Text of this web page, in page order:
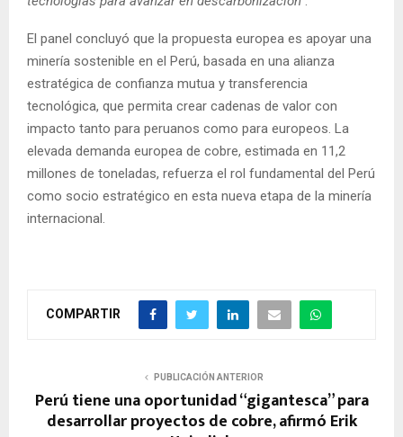
El panel concluyó que la propuesta europea es apoyar una
minería sostenible en el Perú, basada en una alianza
estratégica de confianza mutua y transferencia
tecnológica, que permita crear cadenas de valor con
impacto tanto para peruanos como para europeos. La
elevada demanda europea de cobre, estimada en 11,2
millones de toneladas, refuerza el rol fundamental del Perú
como socio estratégico en esta nueva etapa de la minería
internacional.
COMPARTIR
PUBLICACIÓN ANTERIOR
Perú tiene una oportunidad “gigantesca” para
desarrollar proyectos de cobre, afirmó Erik